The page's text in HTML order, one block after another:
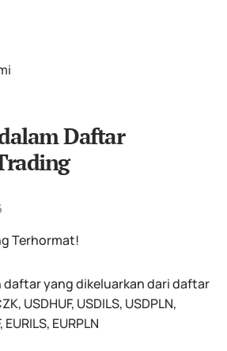
Daftar
Terhormat!
daftar yang dikeluarkan dari daftar
USDHUF, USDILS, USDPLN,
EURILS, EURPLN